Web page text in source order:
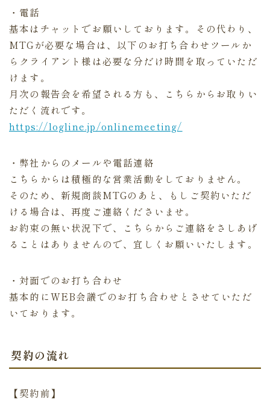
・電話
基本はチャットでお願いしております。その代わり、
MTGが必要な場合は、以下のお打ち合わせツールか
らクライアント様は必要な分だけ時間を取っていただ
けます。
月次の報告会を希望される方も、こちらからお取りい
ただく流れです。
https://logline.jp/onlinemeeting/
・弊社からのメールや電話連絡
こちらからは積極的な営業活動をしておりません。
そのため、新規商談MTGのあと、もしご契約いただ
ける場合は、再度ご連絡くださいませ。
お約束の無い状況下で、こちらからご連絡をさしあげ
ることはありませんので、宜しくお願いいたします。
・対面でのお打ち合わせ
基本的にWEB会議でのお打ち合わせとさせていただ
いております。
契約の流れ
【契約前】